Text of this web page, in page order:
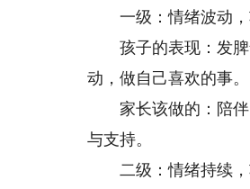
一级：情绪波动，
孩子的表现：发脾
动，做自己喜欢的事。
家长该做的：陪伴
与支持。
二级：情绪持续，